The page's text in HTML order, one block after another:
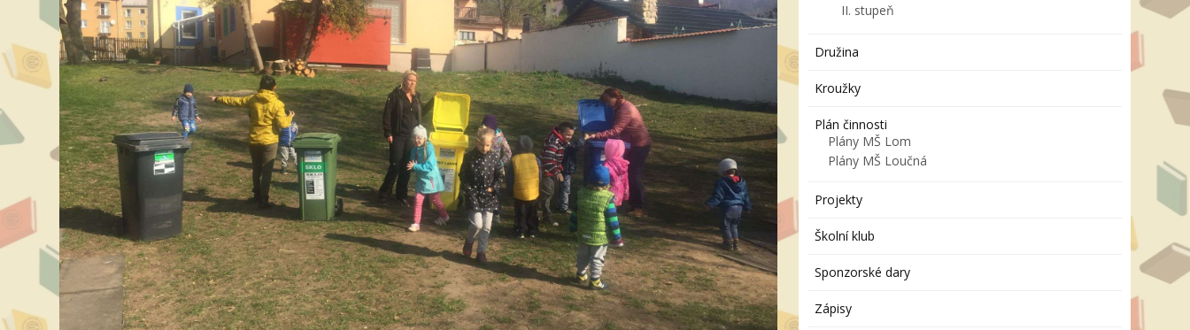
II. stupeň
Družina
Kroužky
Plán činnosti
Plány MŠ Lom
Plány MŠ Loučná
Projekty
Školní klub
Sponzorské dary
Zápisy